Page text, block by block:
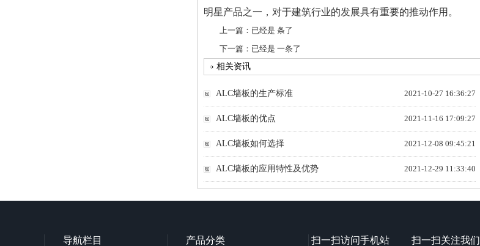
明星产品之一，对于建筑行业的发展具有重要的推动作用。
上一篇：已经是 条了
下一篇：已经是 一条了
相关资讯
2021-10-27 16:36:27
ALC墙板的生产标准
2021-11-16 17:09:27
ALC墙板的优点
2021-12-08 09:45:21
ALC墙板如何选择
2021-12-29 11:33:40
ALC墙板的应用特性及优势
导航栏目 产品分类 扫一扫访问手机站 扫一扫关注我们